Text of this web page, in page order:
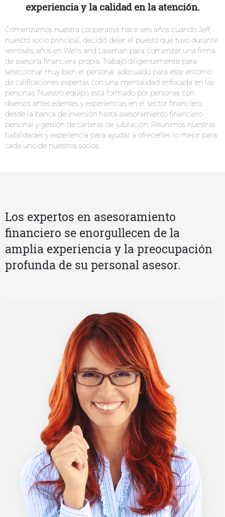
experiencia y la calidad en la atención.
Comenzamos nuestra cooperativa hace seis años cuando Jeff,
nuestro socio principal, decidió dejar el puesto que tuvo durante
veintiséis años en Wells and Lawman para comenzar una firma
de asesoría financiera propia. Trabajó diligentemente para
seleccionar muy bien el personal adecuado para este entorno
de calificaciones expertas con una mentalidad enfocada en las
personas. Nuestro equipo está formado por personas con
diversos antecedentes y experiencias en el sector financiero,
desde la banca de inversión hasta asesoramiento financiero
personal y gestión de carteras de jubilación. Reunimos nuestras
habilidades y experiencia para ayudar a ofrecerles lo mejor para
cada uno de nuestros socios.
Los expertos en asesoramiento
financiero se enorgullecen de la
amplia experiencia y la preocupación
profunda de su personal asesor.